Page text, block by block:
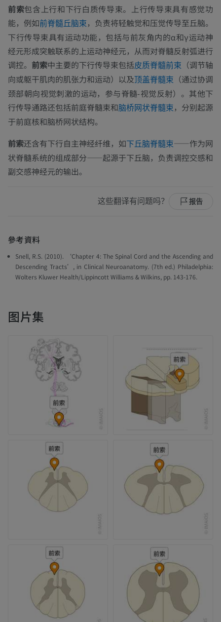
前索包含上行和下行白质传导束。上行传导束具有感觉功
能，例如前脊髓丘脑束，负责将轻触觉和压觉传导至丘脑。
下行传导束具有运动功能，包括与前灰角内的α和γ运动神
经元形成突触联系的上运动神经元，从而对脊髓反射弧进行
调控。 前索中主要的下行传导束包括皮质脊髓前束 （调节轴
向或躯干肌肉的肌张力和运动）以及顶盖脊髓束 （通过协调
颈部朝向视觉刺激的运动，参与脊髓-视觉反射）。其他下
行传导通路还包括前庭脊髓束和脑桥网状脊髓束，分别起源
于前庭核和脑桥网状结构。
前索还含有下行自主神经纤维，如下丘脑脊髓束——作为网
状脊髓系统的组成部分——起源于下丘脑，负责调控交感和
副交感神经元的输出。
这些翻译有问题吗？ 报告
參考資料
Snell, R.S. (2010). ‘Chapter 4: The Spinal Cord and the Ascending and
Descending Tracts’, in Clinical Neuroanatomy. (7th ed.) Philadelphia:
Wolters Kluwer Health/Lippincott Williams & Wilkins, pp. 143-176.
图片集